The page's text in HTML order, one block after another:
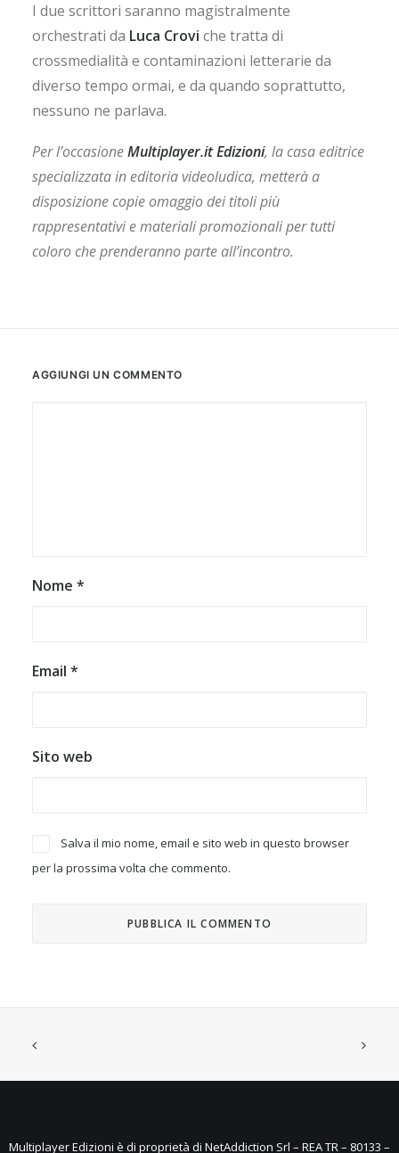
I due scrittori saranno magistralmente
orchestrati da Luca Crovi che tratta di
crossmedialità e contaminazioni letterarie da
diverso tempo ormai, e da quando soprattutto,
nessuno ne parlava.
Per l’occasioneMultiplayer.it Edizioni, la casa editrice
specializzata in editoria videoludica, metterà a
disposizione copie omaggio dei titoli più
rappresentativi e materiali promozionali per tutti
coloro che prenderanno parte all’incontro.
AGGIUNGI UN COMMENTO
Nome *
Email *
Sito web
Salva il mio nome, email e sito web in questo browser
per la prossima volta che commento.
Multiplayer Edizioni è di proprietà di NetAddiction Srl – REA TR – 80133 –